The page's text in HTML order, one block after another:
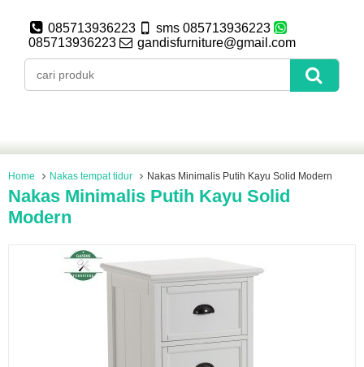
085713936223
sms 085713936223
085713936223
gandisfurniture@gmail.com
Home Nakas tempat tidur Nakas Minimalis Putih Kayu Solid Modern
Nakas Minimalis Putih Kayu Solid
Modern